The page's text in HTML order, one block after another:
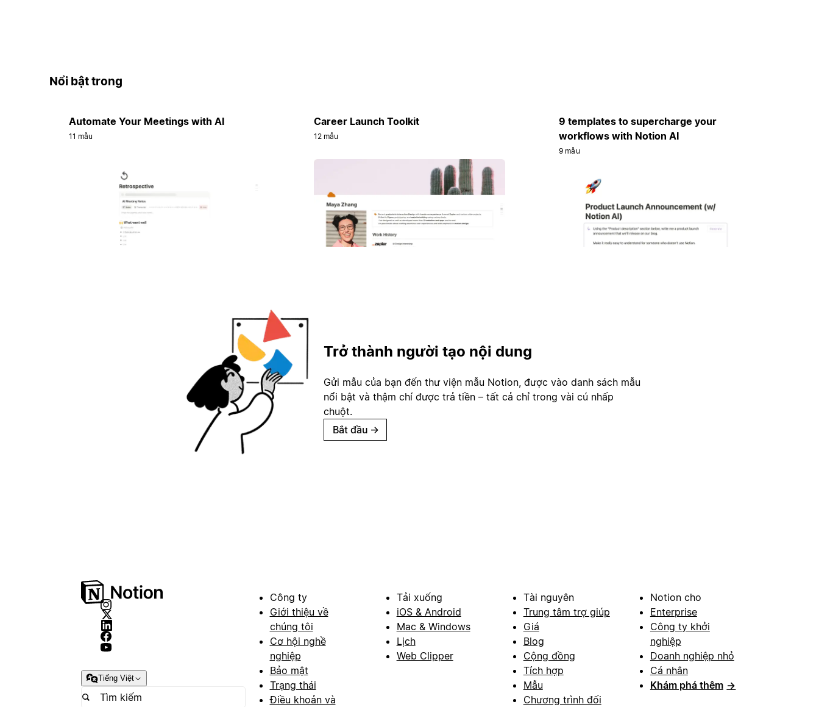
Nổi bật trong
Automate Your Meetings with AI
11 mẫu
Career Launch Toolkit
12 mẫu
9 templates to supercharge your
workflows with Notion AI
9 mẫu
Trở thành người tạo nội dung
Gửi mẫu của bạn đến thư viện mẫu Notion, được vào danh sách mẫu
nổi bật và thậm chí được trả tiền – tất cả chỉ trong vài cú nhấp
chuột.
Bắt đầu →
Tiếng Việt
Công ty
Giới thiệu về
chúng tôi
Cơ hội nghề
nghiệp
Bảo mật
Trạng thái
Điều khoản và
Tải xuống
iOS & Android
Mac & Windows
Lịch
Web Clipper
Tài nguyên
Trung tâm trợ giúp
Giá
Blog
Cộng đồng
Tích hợp
Mẫu
Chương trình đối
Notion cho
Enterprise
Công ty khởi
nghiệp
Doanh nghiệp nhỏ
Cá nhân
Khám phá thêm →